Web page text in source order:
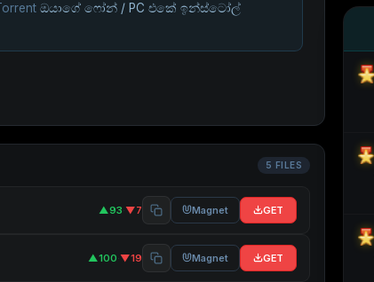
ඔයාගේ ෆෝන් / PC එකේ ඉන්ස්ටෝල්
5 FILES
▲93·▼7 Magnet GET
▲100·▼19 Magnet GET